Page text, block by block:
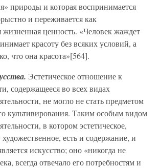
природы и которая воспринимается
и переживается как
жизненная ценность. «Человек жаждет
красоту без всяких условий, а
что она красота»[564].
Эстетическое отношение к
содержащееся во всех видах
не могло не стать предметом
культивирования. Таким особым видом
в котором эстетическое,
есть и содержание, и
искусство; оно «никогда не
всегда отвечало его потребностям и